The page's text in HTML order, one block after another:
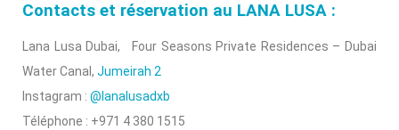
Contacts et réservation au LANA LUSA :
Lana Lusa Dubai, Four Seasons Private Residences – Dubai
Water Canal, Jumeirah 2
Instagram : @lanalusadxb
Téléphone : +971 4 380 1515